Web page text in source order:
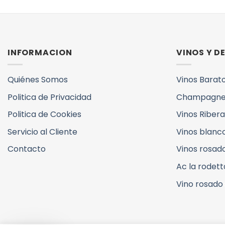
INFORMACION
Quiénes Somos
Politica de Privacidad
Politica de Cookies
Servicio al Cliente
Contacto
VINOS Y
Vinos
Vinos
Vinos
Vinos
Ac la
Vino